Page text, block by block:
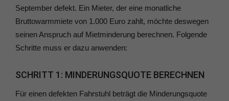
September defekt. Ein Mieter, der eine monatliche
Bruttowarmmiete von 1.000 Euro zahlt, möchte deswegen
seinen Anspruch auf Mietminderung berechnen. Folgende
Schritte muss er dazu anwenden:
SCHRITT 1: MINDERUNGSQUOTE BERECHNEN
Für einen defekten Fahrstuhl beträgt die Minderungsquote